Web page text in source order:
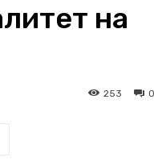
на
0
253